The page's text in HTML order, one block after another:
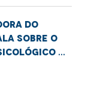
do
sobre o
na